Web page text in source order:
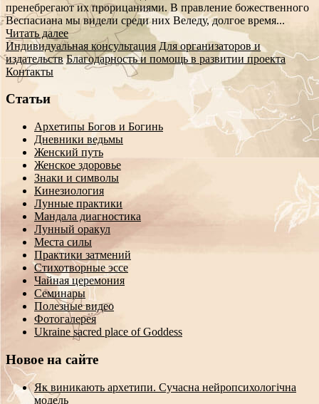
пренебрегают их прорицаниями. В правление божественного
Веспасиана мы видели среди них Веледу, долгое время...
Читать далее
Индивидуальная консультация Для организаторов и
издательств Благодарность и помощь в развитии проекта
Контакты
Статьи
Архетипы Богов и Богинь
Дневники ведьмы
Женский путь
Женское здоровье
Знаки и символы
Кинезиология
Лунные практики
Мандала диагностика
Лунный оракул
Места силы
Практики затмений
Стихотворные эссе
Чайная церемония
Семинары
Полезные видео
Фотогалерея
Ukraine sacred place of Goddess
Новое на сайте
Як виникають архетипи. Сучасна нейропсихологічна
модель